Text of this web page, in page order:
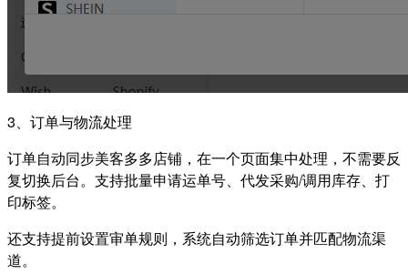
3、订单与物流处理
订单自动同步美客多多店铺，在一个页面集中处理，不需要反
复切换后台。支持批量申请运单号、代发采购/调用库存、打
印标签。
还支持提前设置审单规则，系统自动筛选订单并匹配物流渠
道。